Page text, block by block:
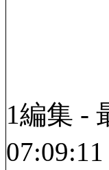
1編集 -
07:09:11